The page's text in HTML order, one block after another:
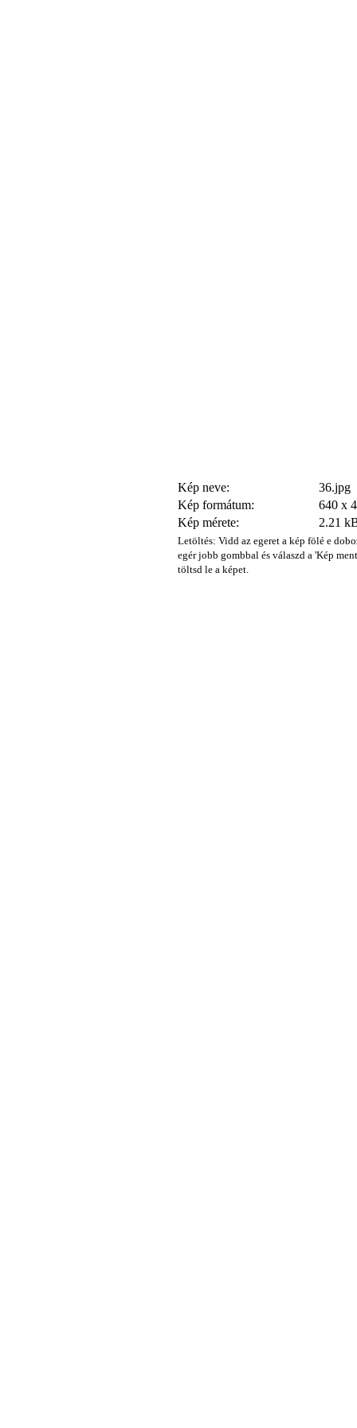
Kép neve:
36.jpg
Kép formátum:
640 x
Kép mérete:
2.21
Letöltés: Vidd az egeret a kép fölé e
egér jobb gombbal és válaszd a 'Kép
töltsd le a képet.